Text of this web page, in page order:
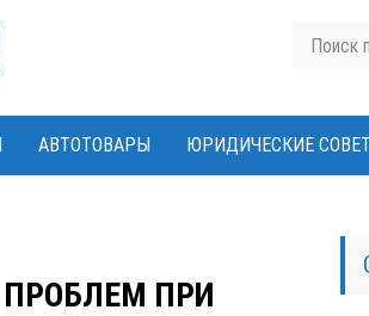
АВТОТОВАРЫ ЮРИДИЧЕСКИЕ
ПРИ